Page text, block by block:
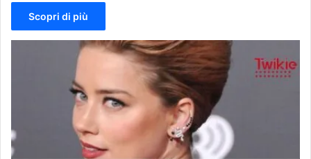
Scopri di più